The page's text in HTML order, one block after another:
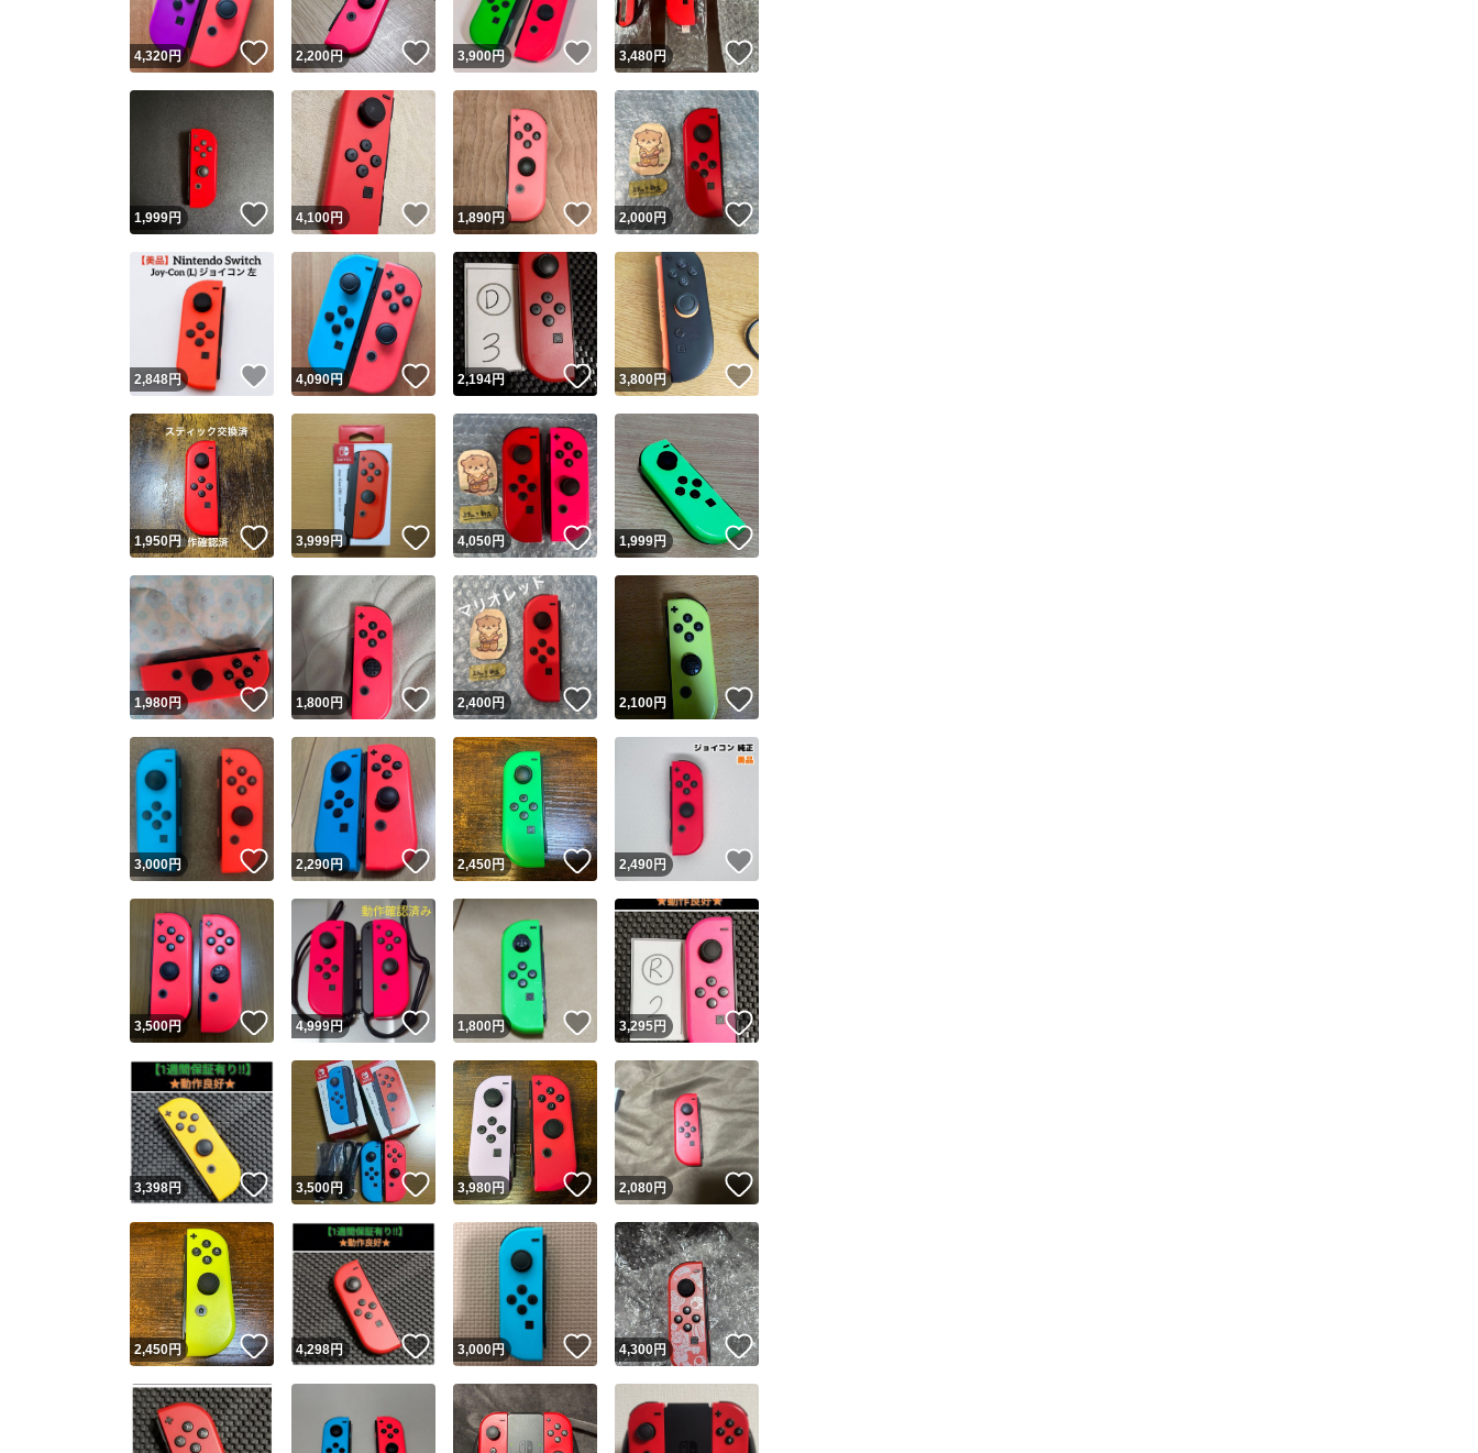
他フリマ実績◯+ このユーザーは他フリマサービスでの取引実績があります
スピード&安心発送
※このバッジは実績に基づく表示であり、発送を保証しているものではありません
スピード＆安心発送
このユーザーは高頻度で24時間以内＆設定した発送日数内に発送してい
ます
スピード発送 このユーザーは高頻度で24時間以内に発送しています
安心発送 このユーザーは設定した発送日数内に発送しています
出品ページへ
キャンセル
4,320円 いいね！
2,200円 いいね！
3,900円 いいね！
3,480円 いいね！
1,999円 いいね！
4,100円 いいね！
1,890円 いいね！
2,000円 いいね！
2,848円 いいね！
4,090円 いいね！
2,194円 いいね！
3,800円 いいね！
1,950円 いいね！
3,999円 いいね！
4,050円 いいね！
1,999円 いいね！
1,980円 いいね！
1,800円 いいね！
2,400円 いいね！
2,100円 いいね！
3,000円 いいね！
2,290円 いいね！
2,450円 いいね！
2,490円
3,500円 いいね！
4,999円 いいね！
1,800円 いいね！
3,295円 いいね！
3,398円 いいね！
3,500円 いいね！
3,980円 いいね！
2,080円 いいね！
2,450円 いいね！
4,298円 いいね！
3,000円 いいね！
4,300円 いいね！